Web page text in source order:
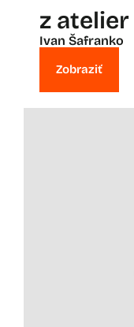
z atelier
Ivan Šafranko
Zobraziť